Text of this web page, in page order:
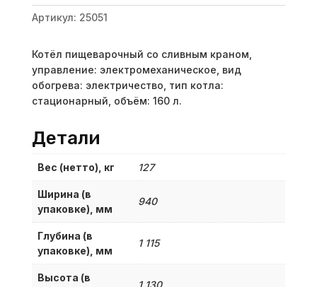
Артикул: 25051
Котёл пищеварочный со сливным краном,
управление: электромеханическое, вид
обогрева: электричество, тип котла:
стационарный, объём: 160 л.
Детали
Вес (нетто), кг 127
Ширина (в
упаковке), мм
940
Глубина (в
упаковке), мм
1 115
Высота (в
1 130